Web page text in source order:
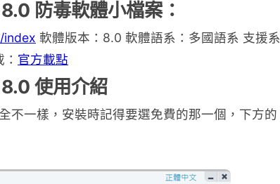
防毒軟體小檔案：
index 軟體版本：8.0 軟體語系：多國語系 支援系
官方載點
使用介紹
不一樣，安裝時記得要選免費的那一個，下方的